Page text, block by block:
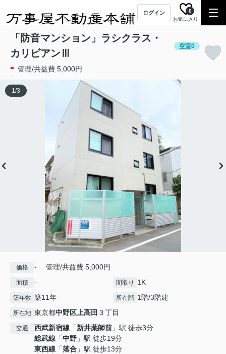
ログイン
お気に入り
0
「防音マンション」ラシクラス・
カリビアンⅢ
空室0
- 管理/共益費 5,000円
1/3
価格 - 管理/共益費 5,000円
面積 - 間取り 1K
築年数 築11年 所在階 1階/3階建
所在地 東京都中野区上高田 ３丁目
交通 西武新宿線 「新井薬師前 」駅 徒歩3分
総武線 「中野 」駅 徒歩19分
東西線 「落合 」駅 徒歩13分